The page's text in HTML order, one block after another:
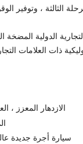
الدولية
ذات العلامات
الازدهار المعزز ،
سيارة أجرة جديدة